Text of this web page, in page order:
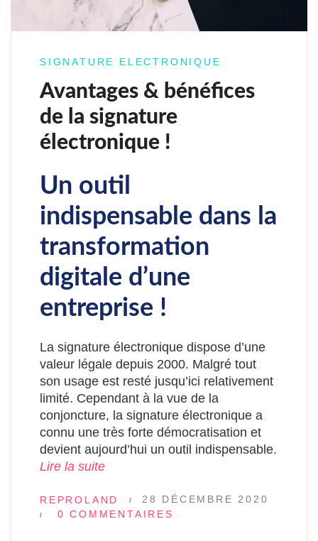
SIGNATURE ELECTRONIQUE
Avantages & bénéfices
de la signature
électronique !
Un outil
indispensable dans la
transformation
digitale d’une
entreprise !
La signature électronique dispose d’une
valeur légale depuis 2000. Malgré tout
son usage est resté jusqu’ici relativement
limité. Cependant à la vue de la
conjoncture, la signature électronique a
connu une très forte démocratisation et
devient aujourd’hui un outil indispensable.
Lire la suite
REPROLAND
28 DÉCEMBRE 2020
0 COMMENTAIRES